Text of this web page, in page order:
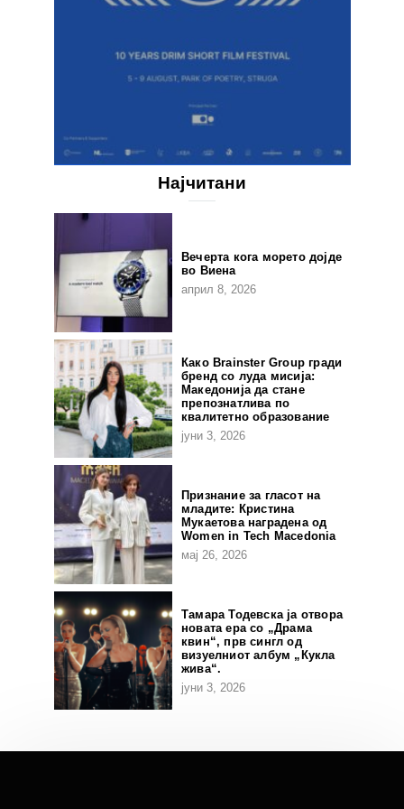
Најчитани
Вечерта кога морето дојде
во Виена
април 8, 2026
Како Brainster Group гради
бренд со луда мисија:
Македонија да стане
препознатлива по
квалитетно образование
јуни 3, 2026
Признание за гласот на
младите: Кристина
Мукаетова наградена од
Women in Tech Macedonia
мај 26, 2026
Тамара Тодевска ја отвора
новата ера со „Драма
квин“, прв сингл од
визуелниот албум „Кукла
жива“.
јуни 3, 2026